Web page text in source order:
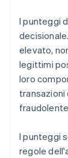
I punteggi
elevato,
legittimi
loro
transazioni
I punteggi
regole